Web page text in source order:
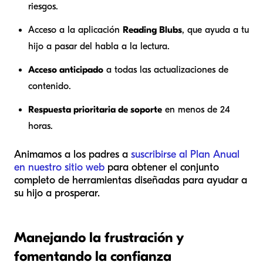
riesgos.
Acceso a la aplicación Reading Blubs, que ayuda a tu
hijo a pasar del habla a la lectura.
Acceso anticipado a todas las actualizaciones de
contenido.
Respuesta prioritaria de soporte en menos de 24
horas.
Animamos a los padres a suscribirse al Plan Anual
en nuestro sitio web para obtener el conjunto
completo de herramientas diseñadas para ayudar a
su hijo a prosperar.
Manejando la frustración y
fomentando la confianza